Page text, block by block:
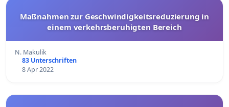
Maßnahmen zur Geschwindigkeitsreduzierung in
einem verkehrsberuhigten Bereich
N. Makulik
83 Unterschriften
8 Apr 2022